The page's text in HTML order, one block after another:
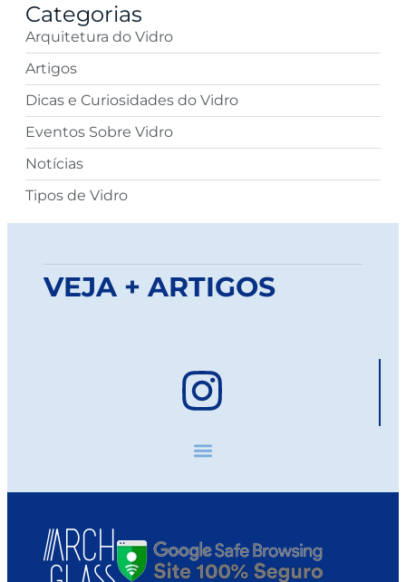
Categorias
Arquitetura do Vidro
Artigos
Dicas e Curiosidades do Vidro
Eventos Sobre Vidro
Notícias
Tipos de Vidro
VEJA + ARTIGOS